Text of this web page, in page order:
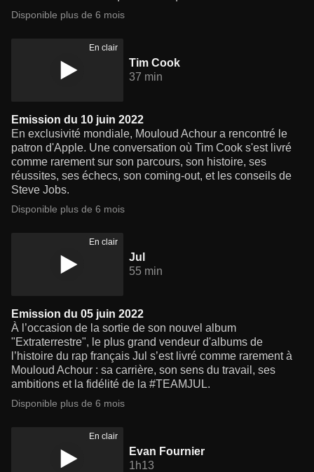
Disponible plus de 6 mois
En clair
Tim Cook
37 min
Emission du 10 juin 2022
En exclusivité mondiale, Mouloud Achour a rencontré le
patron d'Apple. Une conversation où Tim Cook s'est livré
comme rarement sur son parcours, son histoire, ses
réussites, ses échecs, son coming-out, et les conseils de
Steve Jobs.
Disponible plus de 6 mois
En clair
Jul
55 min
Emission du 05 juin 2022
À l’occasion de la sortie de son nouvel album
"Extraterrestre", le plus grand vendeur d'albums de
l’histoire du rap français Jul s’est livré comme rarement à
Mouloud Achour : sa carrière, son sens du travail, ses
ambitions et la fidélité de la #TEAMJUL.
Disponible plus de 6 mois
En clair
Evan Fournier
1h13